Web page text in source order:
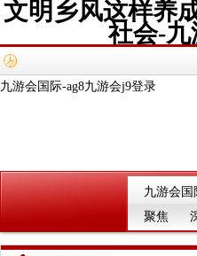
文明乡风这样养
社会-
九游会国际-ag8九游会j9登录
九游会国
聚焦